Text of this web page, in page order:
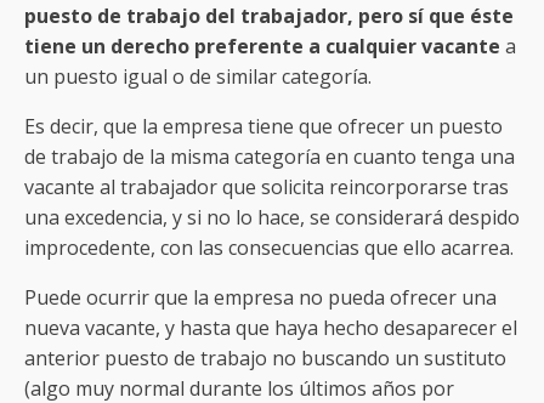
puesto de trabajo del trabajador, pero sí que éste
tiene un derecho preferente a cualquier vacante a
un puesto igual o de similar categoría.
Es decir, que la empresa tiene que ofrecer un puesto
de trabajo de la misma categoría en cuanto tenga una
vacante al trabajador que solicita reincorporarse tras
una excedencia, y si no lo hace, se considerará despido
improcedente, con las consecuencias que ello acarrea.
Puede ocurrir que la empresa no pueda ofrecer una
nueva vacante, y hasta que haya hecho desaparecer el
anterior puesto de trabajo no buscando un sustituto
(algo muy normal durante los últimos años por